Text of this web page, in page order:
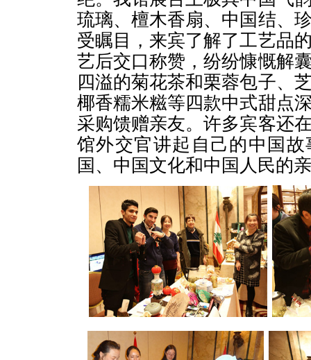
琉璃、檀木香扇、中国结、
受瞩目，来宾了解了工艺品
艺后交口称赞，纷纷慷慨解
四溢的菊花茶和栗蓉包子、
椰香糯米糍等四款中式甜点
采购馈赠亲友。许多宾客还
馆外交官讲起自己的中国
国、中国文化和中国人民的